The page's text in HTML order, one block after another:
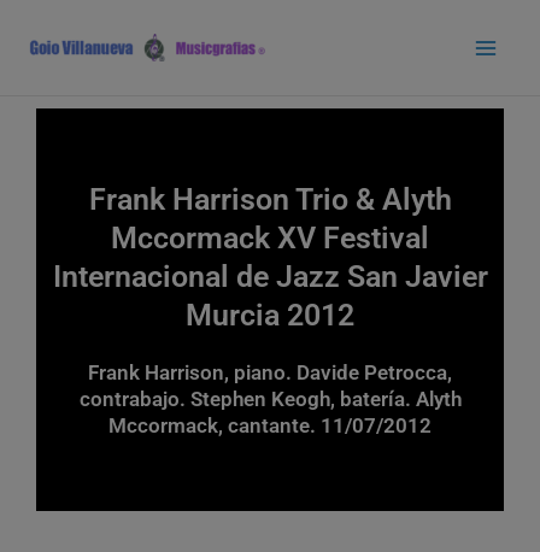
contenido
Frank Harrison Trio & Alyth
Mccormack XV Festival
Internacional de Jazz San Javier
Murcia 2012
Frank Harrison, piano. Davide Petrocca,
contrabajo. Stephen Keogh, batería. Alyth
Mccormack, cantante. 11/07/2012